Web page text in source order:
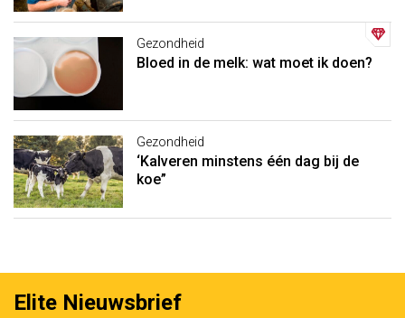
Gezondheid
Bloed in de melk: wat moet ik doen?
Gezondheid
‘Kalveren minstens één dag bij de
koe”
Elite Nieuwsbrief